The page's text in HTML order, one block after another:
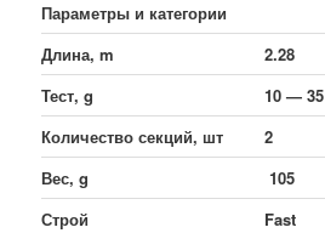
Параметры и категории
Длина, m
2.28
Тест, g
10 — 35
Количество секций, шт
2
Вес, g
105
Строй
Fast